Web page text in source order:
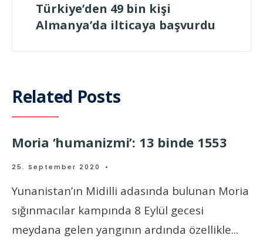
Türkiye’den 49 bin kişi
Almanya’da ilticaya başvurdu
Related Posts
Moria ‘humanizmi’: 13 binde 1553
25. September 2020 •
Yunanistan’ın Midilli adasında bulunan Moria
sığınmacılar kampında 8 Eylül gecesi
meydana gelen yangının ardında özellikle...